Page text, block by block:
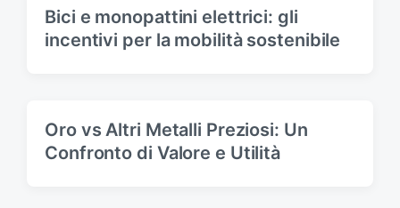
:Bici e monopattini elettrici: gli
incentivi per la mobilità sostenibile
Oro vs Altri Metalli Preziosi: Un
Confronto di Valore e Utilità